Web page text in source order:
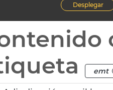
Desplegar
emt